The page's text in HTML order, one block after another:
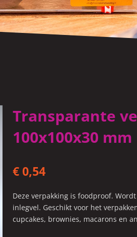
Transparante
100x100x30 mm
€0,54
Deze verpakking is foodproof.
inlegvel. Geschikt voor het
cupcakes, brownies, macarons en